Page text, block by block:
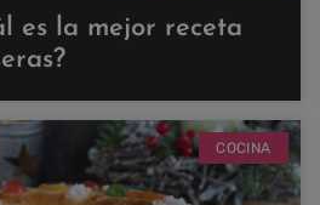
es la mejor receta
COCINA